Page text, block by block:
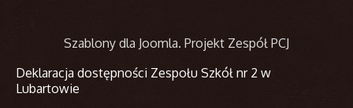
Szablony dla Joomla. Projekt Zespół PCJ
Deklaracja dostępności Zespołu Szkół nr 2 w
Lubartowie